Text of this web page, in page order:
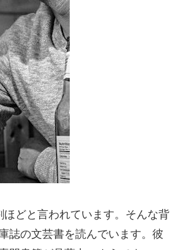
どと言われています。そんな背
誌の文芸書を読んでいます。彼